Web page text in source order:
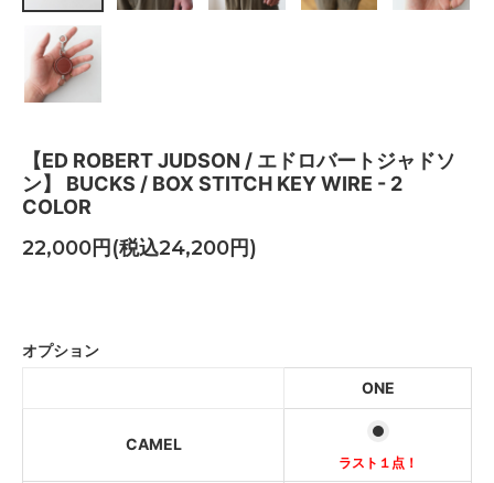
【ED ROBERT JUDSON / エドロバートジャドソ
ン】 BUCKS / BOX STITCH KEY WIRE - 2
COLOR
22,000円(税込24,200円)
オプション
ONE
CAMEL
ラスト１点！